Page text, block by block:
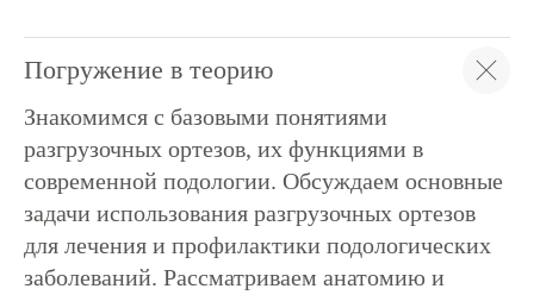
Погружение в теорию
Знакомимся с базовыми понятиями
разгрузочных ортезов, их функциями в
современной подологии. Обсуждаем основные
задачи использования разгрузочных ортезов
для лечения и профилактики подологических
заболеваний. Рассматриваем анатомию и